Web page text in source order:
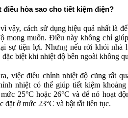
điều hòa sao cho tiết kiệm điện?
vậy, cách sử dụng hiệu quả nhất là
mong muốn. Điều này không chỉ
sự tiện lợi. Nhưng nếu rời khỏi nhà
biệt khi nhiệt độ bên ngoài không
việc điều chỉnh nhiệt độ cũng rất
nhiệt có thể giúp tiết kiệm
25°C hoặc 26°C và để nó hoạt
đặt ở mức 23°C và bật tắt liên tục.